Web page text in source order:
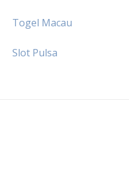
Togel Macau
Slot Pulsa